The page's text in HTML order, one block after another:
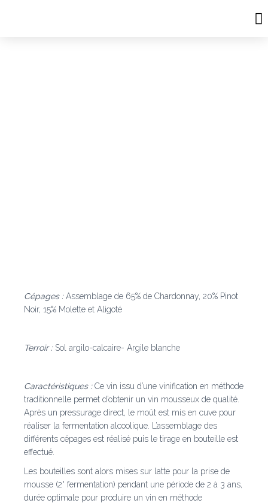
Cépages:Assemblage de 65% de Chardonnay, 20% Pinot
Noir, 15% Molette et Aligoté
Terroir :Sol argilo-calcaire- Argile blanche
Caractéristiques :Ce vin issu d’une vinification en méthode
traditionnelle permet d’obtenir un vin mousseux de qualité.
Après un pressurage direct, le moût est mis en cuve pour
réaliser la fermentation alcoolique. L’assemblage des
différents cépages est réalisé puis le tirage en bouteille est
effectué.
Les bouteilles sont alors mises sur latte pour la prise de
mousse (2° fermentation) pendant une période de 2 à 3 ans,
durée optimale pour produire un vin en méthode